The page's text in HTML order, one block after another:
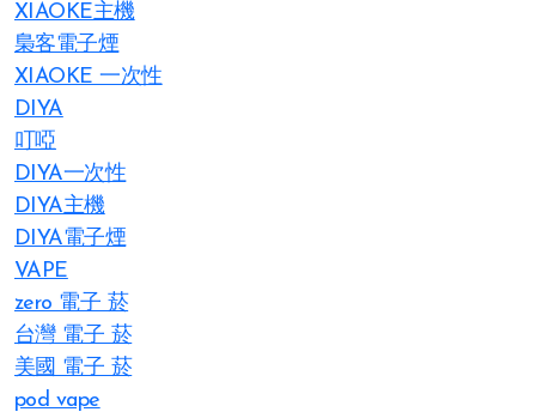
XIAOKE主機
梟客電子煙
XIAOKE 一次性
DIYA
叮啞
DIYA一次性
DIYA主機
DIYA電子煙
VAPE
zero 電子 菸
台灣 電子 菸
美國 電子 菸
pod vape